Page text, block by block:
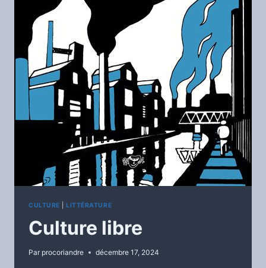
CULTURE LITTÉRATURE
Culture libre
Par procoriandre décembre 17, 2024